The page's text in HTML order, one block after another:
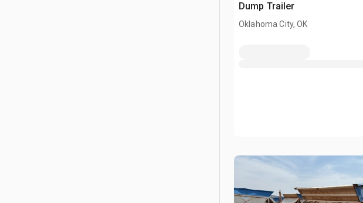
Dump Trailer
Oklahoma City, OK